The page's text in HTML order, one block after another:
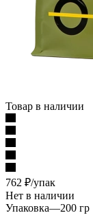
Товар в наличии
762 ₽/упак
Нет в наличии
Упаковка—200 гр